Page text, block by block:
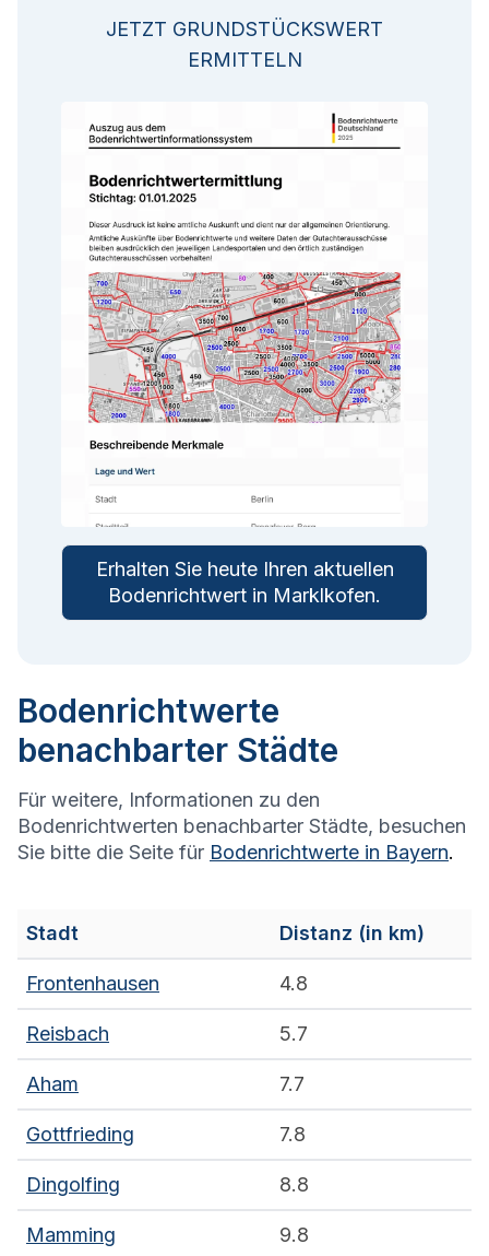
JETZT GRUNDSTÜCKSWERT
ERMITTELN
Erhalten Sie heute Ihren aktuellen
Bodenrichtwert in Marklkofen.
Bodenrichtwerte
benachbarter Städte
Für weitere, Informationen zu den
Bodenrichtwerten benachbarter Städte, besuchen
Sie bitte die Seite für Bodenrichtwerte in Bayern.
Stadt Distanz (in km)
Frontenhausen 4.8
Reisbach 5.7
Aham 7.7
Gottfrieding 7.8
Dingolfing 8.8
Mamming 9.8